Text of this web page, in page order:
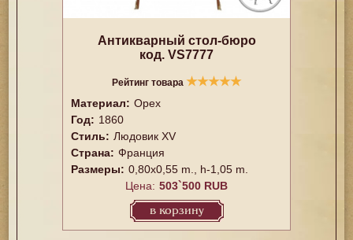
Антикварный стол-бюро
код. VS7777
Рейтинг товара ★★★★★
Материал: Орех
Год: 1860
Стиль: Людовик XV
Страна: Франция
Размеры: 0,80x0,55 m., h-1,05 m.
Цена: 503`500 RUB
в корзину